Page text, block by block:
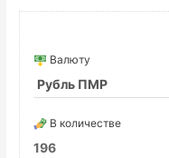
Валюту
В количестве